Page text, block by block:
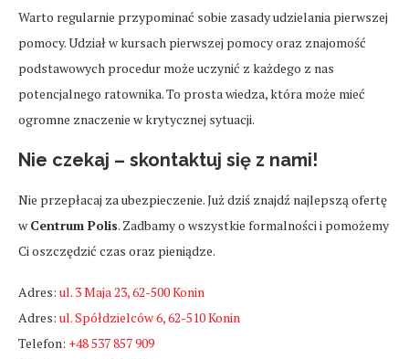
Warto regularnie przypominać sobie zasady udzielania pierwszej
pomocy. Udział w kursach pierwszej pomocy oraz znajomość
podstawowych procedur może uczynić z każdego z nas
potencjalnego ratownika. To prosta wiedza, która może mieć
ogromne znaczenie w krytycznej sytuacji.
Nie czekaj – skontaktuj się z nami!
Nie przepłacaj za ubezpieczenie. Już dziś znajdź najlepszą ofertę
wCentrum Polis. Zadbamy o wszystkie formalności i pomożemy
Ci oszczędzić czas oraz pieniądze.
Adres: ul. 3 Maja 23, 62-500 Konin
Adres: ul. Spółdzielców 6, 62-510 Konin
Telefon: +48 537 857 909